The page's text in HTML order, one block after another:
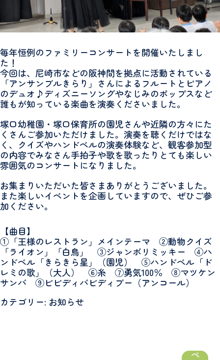
毎年恒例のファミリーコンサートを開催いたしまし
た！
今回は、尼崎市などの阪神間を拠点に活動されている
「アンサンブルきらり」さんによるフルートとピアノ
のデュオ♪ディズニーソングやなじみのポップスなど
誰もが知っている楽曲を演奏くださいました。
塚口幼稚園・塚口保育所の園児さんや近隣の方々にた
くさんご参加いただけました。演奏を聴くだけではな
く、クイズやハンドベルの演奏体験など、観客参加型
の内容でみなさん手拍子や歌を歌ったりとても楽しい
雰囲気のコンサートになりました。
お集まりいただいた皆さまありがとうございました。
また楽しいイベントを企画していますので、ぜひご参
加ください。
【曲目】
①「王様のレストラン」メインテーマ ②動物クイズ
「ライオン」「白鳥」 ③ジャンボリミッキー ④ハ
ンドベル「きらきら星」（園児） ⑤ハンドベル「ド
レミの歌」（大人） ⑥糸 ⑦勇気100％ ⑧マツケン
サンバ ⑨ビビディバビディブー（アンコール）
カテゴリー: お知らせ